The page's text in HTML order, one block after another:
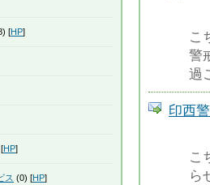
こ
警
過
印西
こ
ら
[HP]
HP]
ス (0) [HP]